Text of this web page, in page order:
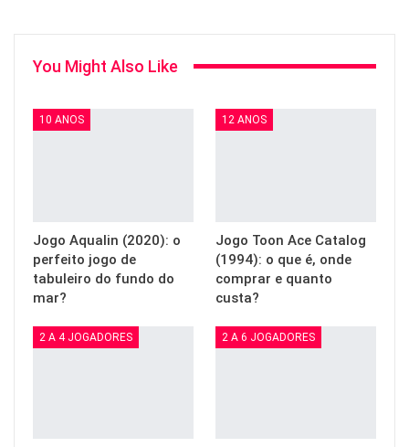
You Might Also Like
10 ANOS
Jogo Aqualin (2020): o
perfeito jogo de
tabuleiro do fundo do
mar?
12 ANOS
Jogo Toon Ace Catalog
(1994): o que é, onde
comprar e quanto
custa?
2 A 4 JOGADORES 2 A 6 JOGADORES